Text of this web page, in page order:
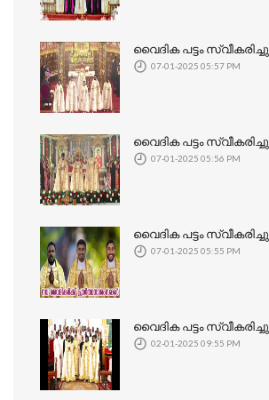
വൈദിക പട്ടം സ്വീകരിച്ചു
07-01-2025 05:57 PM
വൈദിക പട്ടം സ്വീകരിച്ചു
07-01-2025 05:56 PM
വൈദിക പട്ടം സ്വീകരിച്ചു
07-01-2025 05:55 PM
വൈദിക പട്ടം സ്വീകരിച്ചു
02-01-2025 09:55 PM